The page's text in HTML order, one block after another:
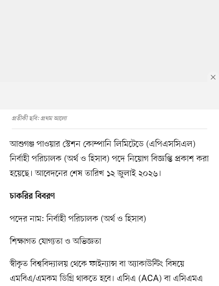
প্রতীকী ছবি: প্রথম আলো
আশুগঞ্জ পাওয়ার স্টেশন কোম্পানি লিমিটেডে (এপিএসসিএল)
নির্বাহী পরিচালক (অর্থ ও হিসাব) পদে নিয়োগ বিজ্ঞপ্তি প্রকাশ করা
হয়েছে। আবেদনের শেষ তারিখ ১২ জুলাই ২০২৬।
চাকরির বিবরণ
পদের নাম: নির্বাহী পরিচালক (অর্থ ও হিসাব)
শিক্ষাগত যোগ্যতা ও অভিজ্ঞতা
স্বীকৃত বিশ্ববিদ্যালয় থেকে ফাইন্যান্স বা অ্যাকাউন্টিং বিষয়ে
এমবিএ/এমকম ডিগ্রি থাকতে হবে। এসিএ (ACA) বা এসিএমএ